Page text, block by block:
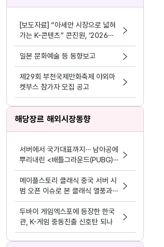
[보도자료] “아세안 시장으로 넓혀
가는 K-콘텐츠” 콘진원, ‘2026
한-아세안 K-콘텐츠 비즈위크’성공
적 마무리
일본 문화예술 등 동향보고
제29회 부천국제만화축제 야외마
켓부스 참가자 모집 공고
해당장르 해외시장동향
서버에서 국가대표까지… 남아공에
뿌리내린 <배틀그라운드(PUBG)
모바일>
메이플스토리 클래식 중국 서버 시
범 오픈 이슈로 본 클래식 열풍과
시의성
두바이 게임엑스포에 등장한 한국
관, K-게임 중동진출 신호탄 되나